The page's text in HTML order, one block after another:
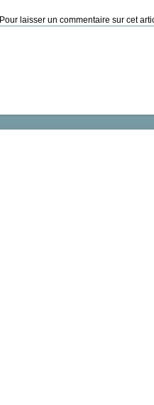
Pour laisser un commentaire sur cet